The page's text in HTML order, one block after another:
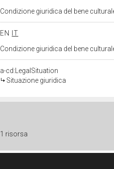
Condizione giuridica del bene
EN
IT
Condizione giuridica del bene
a-cd:LegalSituation
Situazione giuridica
1 risorsa